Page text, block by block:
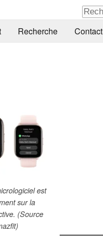
Recherche Contact
est
sur la
(Source